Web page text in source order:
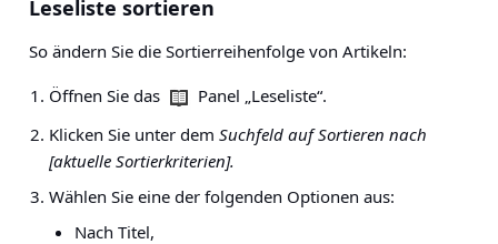
Leseliste sortieren
So ändern Sie die Sortierreihenfolge von Artikeln:
Öffnen Sie das
Panel „Leseliste“.
Klicken Sie unter dem Suchfeld auf Sortieren nach
[aktuelle Sortierkriterien].
Wählen Sie eine der folgenden Optionen aus:
Nach Titel,